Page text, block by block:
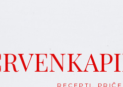
RECEPTI,